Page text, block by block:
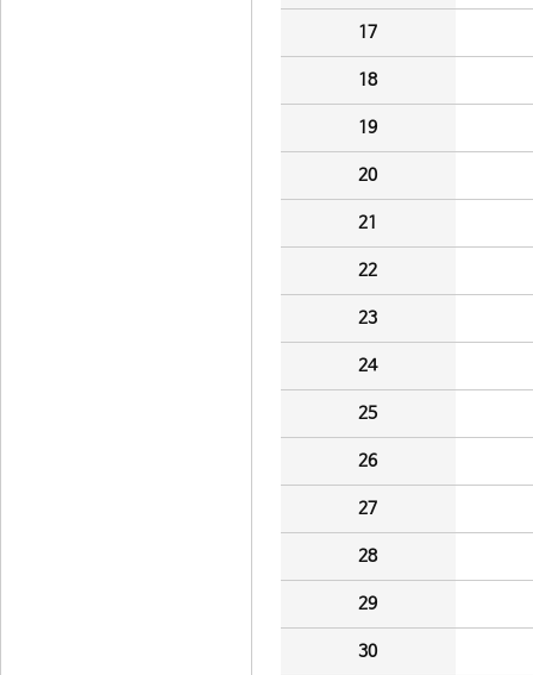
17
18
19
20
21
22
23
24
25
26
27
28
29
30